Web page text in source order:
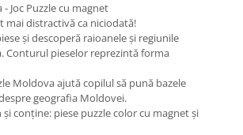
Joc Puzzle cu magnet
mai distractivă ca niciodată!
și descoperă raioanele și regiunile
Conturul pieselor reprezintă forma
Moldova ajută copilul să pună bazele
geografia Moldovei.
conține: piese puzzle color cu magnet și